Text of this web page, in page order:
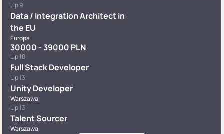
Lip 9
Data / Integration Architect in
the EU
Europa
30000 - 39000 PLN
Lip 10
Full Stack Developer
Lip 13
Unity Developer
Warszawa
Lip 13
Talent Sourcer
Warszawa